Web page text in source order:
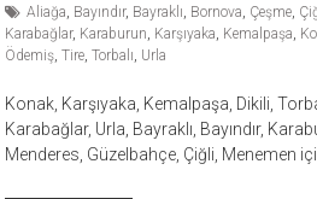
Aliağa, Bayındır, Bayraklı, Bornova, Çeşme,
Karabağlar, Karaburun, Karşıyaka, Kemalpaşa,
Ödemiş,Tire,Torbalı, Urla
Konak, Karşıyaka, Kemalpaşa, Dikili,
Karabağlar, Urla, Bayraklı, Bayındır,
Menderes, Güzelbahçe, Çiğli, Menemen